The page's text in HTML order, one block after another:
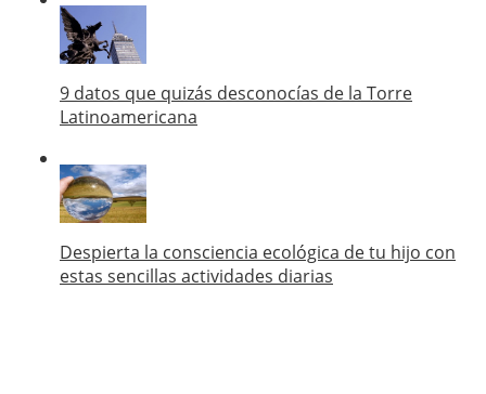
9 datos que quizás desconocías de la Torre
Latinoamericana
Despierta la consciencia ecológica de tu hijo con
estas sencillas actividades diarias